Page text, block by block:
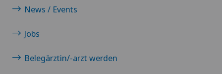
News / Events
Jobs
Belegärztin/-arzt werden